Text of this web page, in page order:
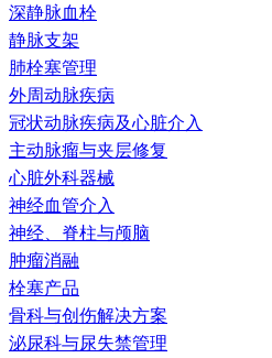
深静脉血栓
静脉支架
肺栓塞管理
外周动脉疾病
冠状动脉疾病及心脏介入
主动脉瘤与夹层修复
心脏外科器械
神经血管介入
神经、脊柱与颅脑
肿瘤消融
栓塞产品
骨科与创伤解决方案
泌尿科与尿失禁管理